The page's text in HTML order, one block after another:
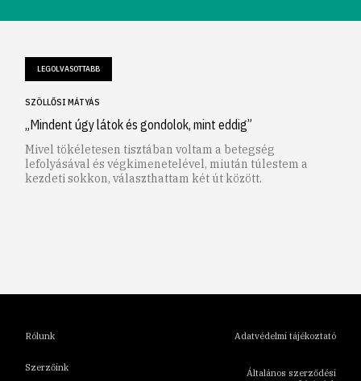
LEGOLVASOTTABB
SZÖLLŐSI MÁTYÁS
„Mindent úgy látok és gondolok, mint eddig”
Mivel tökéletesen tisztában voltam a betegség
lefolyásával és végkimenetelével, miután túlestem a
kezdeti sokkon, választhattam két út között.
Rólunk
Szerzőink
Adatvédelmi tájékoztató
Általános szerződési